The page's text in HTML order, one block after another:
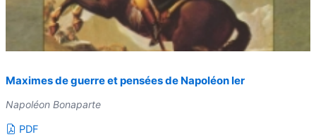
Maximes de guerre et pensées de Napoléon Ier
Napoléon Bonaparte
PDF